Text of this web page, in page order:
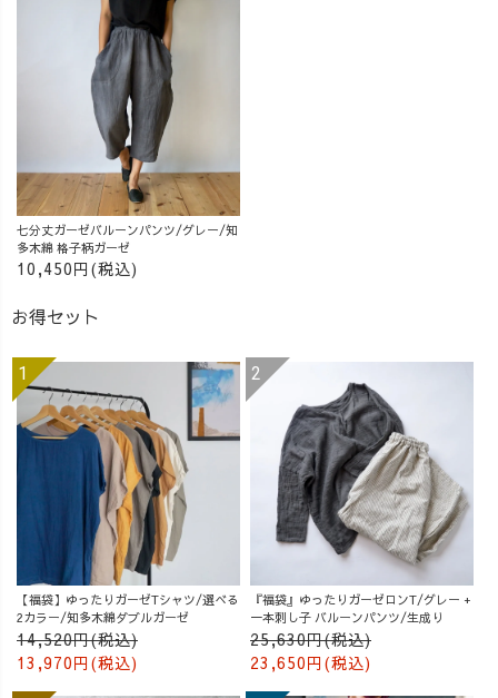
七分丈ガーゼバルーンパンツ/グレー/知
多木綿 格子柄ガーゼ
10,450円(税込)
お得セット
【福袋】ゆったりガーゼTシャツ/選べる
2カラー/知多木綿ダブルガーゼ
14,520円(税込)
13,970円(税込)
『福袋』ゆったりガーゼロンT/グレー +
一本刺し子 バルーンパンツ/生成り
25,630円(税込)
23,650円(税込)